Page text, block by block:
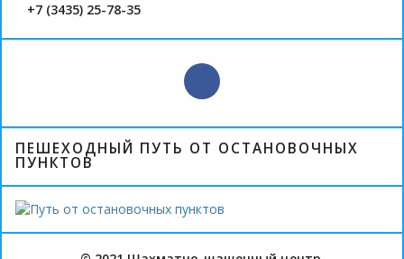
+7 (3435) 25-78-35
ПЕШЕХОДНЫЙ ПУТЬ ОТ ОСТАНОВОЧНЫХ
ПУНКТОВ